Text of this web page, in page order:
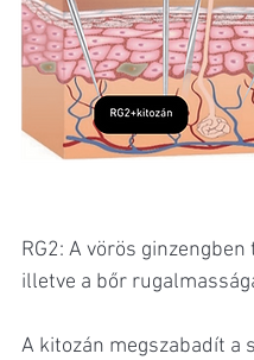
RG2: A vörös
illetve a bőr
A kitozán megszabadít a